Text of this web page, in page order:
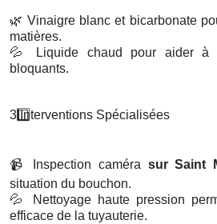
🌿 Vinaigre blanc et bicarbonate
matières.
💦
Liquide chaud pour aider à
bloquants.
3️Interventions Spécialisées
📹 Inspection caméra sur Saint
situation du bouchon.
💦
Nettoyage haute pression
efficace de la tuyauterie.